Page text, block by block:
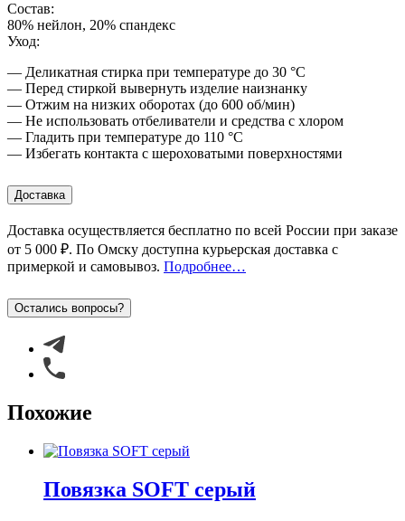
Состав:
80% нейлон, 20% спандекс
Уход:
— Деликатная стирка при температуре до 30 °C
— Перед стиркой вывернуть изделие наизнанку
— Отжим на низких оборотах (до 600 об/мин)
— Не использовать отбеливатели и средства с хлором
— Гладить при температуре до 110 °C
— Избегать контакта с шероховатыми поверхностями
Доставка
Доставка осуществляется бесплатно по всей России при заказе
от 5 000 ₽. По Омску доступна курьерская доставка с
примеркой и самовывоз. Подробнее…
Остались вопросы?
Похожие
Повязка SOFT серый